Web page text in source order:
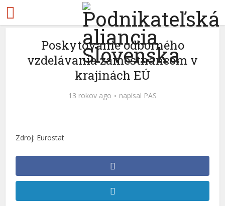
Poskytovanie odborného
vzdelávania zamestnancom v
krajinách EÚ
13 rokov ago napísal PAS
Zdroj: Eurostat